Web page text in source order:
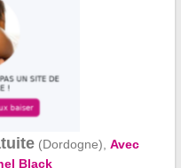
(Dordogne),Avec
Black